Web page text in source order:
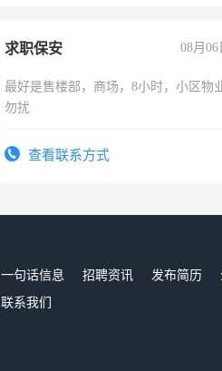
求职保安 08月06
最好是售楼部，商场，8小时，小区物
勿扰
查看联系方式
一句话信息 招聘资讯 发布简历
联系我们